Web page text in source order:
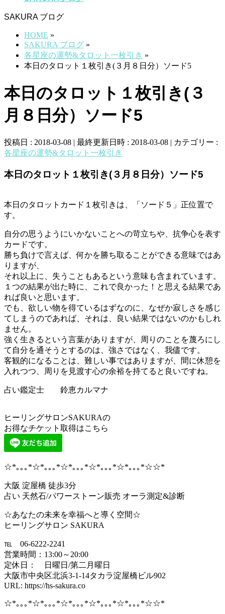
SAKURA ブログ
HOME »
SAKURA ブログ »
各星座の運勢&タロット一枚引き »
本日のタロット１枚引き(３月８日分）ソード5
本日のタロット１枚引き(３
月８日分）ソード5
投稿日 : 2018-03-08 最終更新日時 : 2018-03-08
カテゴリー :
各星座の運勢&タロット一枚引き
本日のタロット１枚引き(３月８日分）ソード5
本日のタロットカード１枚引きは、「ソード５」正位置で
す。
自分の思うようにいかないことへの苛立ちや、抗争心を表す
カードです。
勝ち負けで言えば、何かを勝ち取ることができる意味ではあ
りますが、
それ以上に、失うこともあるという意味も含まれています。
１つの結果が出た時に、これで良かった！と思える結果であ
れば良いと思います。
でも、欲しい物を得ているはずなのに、なぜか寂しさを感じ
てしまうのであれば、それは、良い結果ではないのかもしれ
ません。
強く生きるという言葉がありますが、周りのことを蔑ろにし
て自分を通そうとするのは、強さではなく、我儘です。
客観的になることは、難しい事ではありますが、間に休憩を
入れつつ、周りを見渡す心の余裕を持てると良いですね。
占い鑑定士 鈴恵カルマナ
ヒーリングサロンSAKURAの
お得なチケット取得はこちら
☆*｡｡｡*☆*｡｡｡*☆*｡｡｡*☆*｡｡｡*☆*｡｡｡*☆☆*
大阪 淀屋橋 徒歩3分
占い 天然石/パワーストーン販売 オーラ測定&診断
☆あなたの未来を幸福へと導く空間☆
ヒーリングサロン SAKURA
℡ 06-6222-2241
営業時間：13:00～20:00
定休日： 日曜日/第二月曜日
大阪市中央区北浜3-1-14タカラ淀屋橋ビル902
URL: https://hs-sakura.co
☆*｡｡｡*☆*｡｡｡*☆*｡｡｡*☆*｡｡｡*☆*｡｡｡*☆☆*